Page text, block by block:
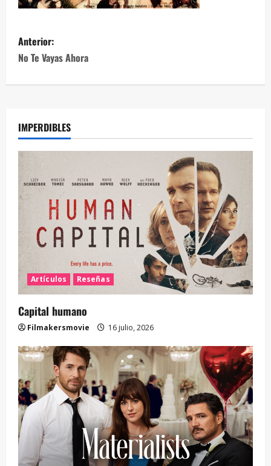
Anterior:
No Te Vayas Ahora
IMPERDIBLES
Artículos Reseñas
Capital humano
Filmakersmovie 16 julio, 2026